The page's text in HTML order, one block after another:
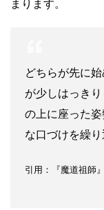
まります。
どちらが先に
が少しはっき
の上に座った
な口づけを繰り
引用：『魔道祖師